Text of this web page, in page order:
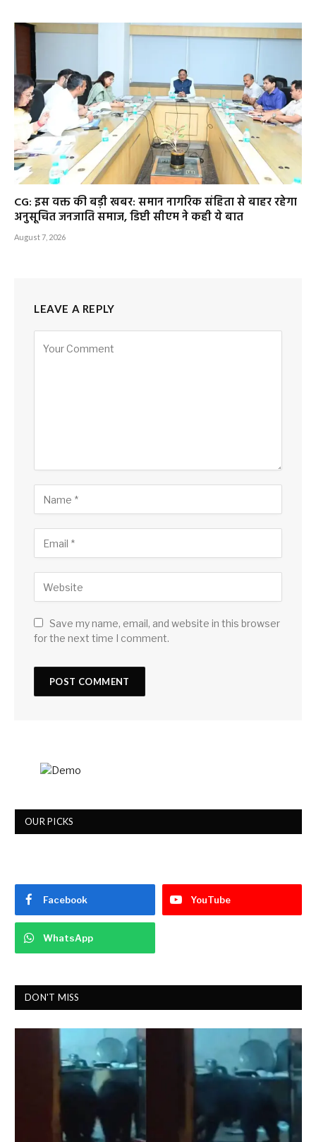
CG: इस वक्त की बड़ी खबर: समान नागरिक संहिता से बाहर रहेगा
अनुसूचित जनजाति समाज, डिप्टी सीएम ने कही ये बात
August 7, 2026
LEAVE A REPLY
Save my name, email, and website in this browser
for the next time I comment.
OUR PICKS
Facebook YouTube
WhatsApp
DON'T MISS